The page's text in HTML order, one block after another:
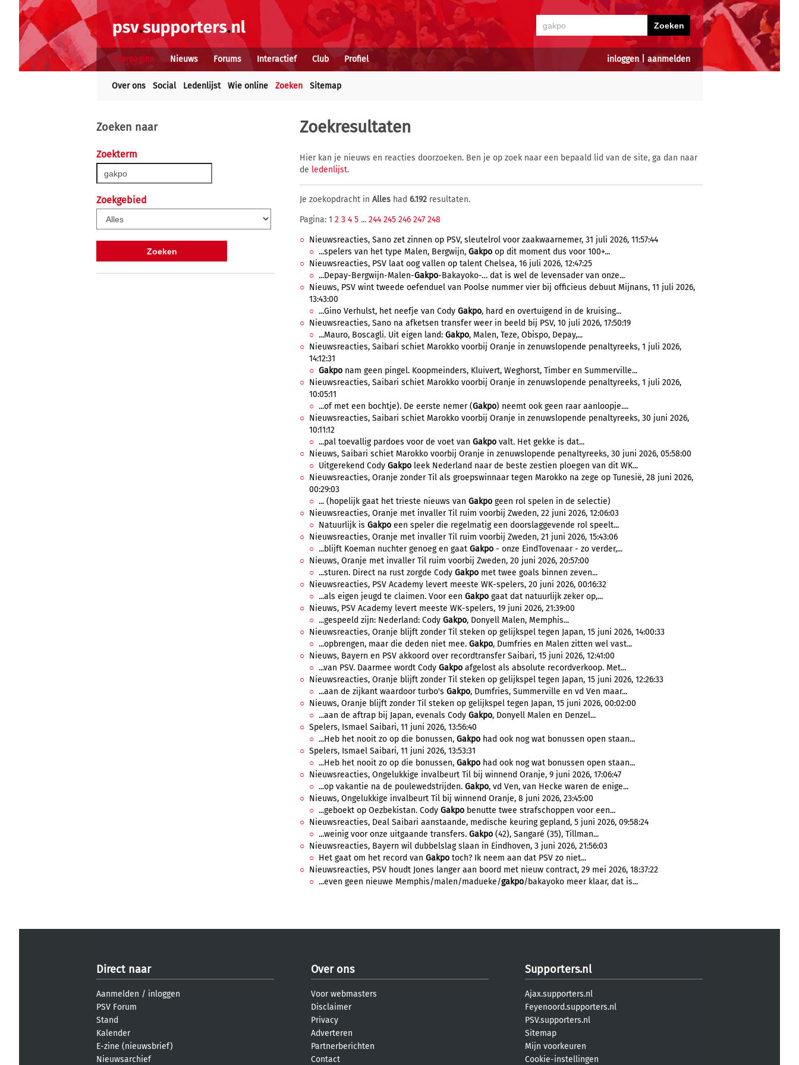
inloggen| aanmelden
Voorpagina Nieuws Forums Interactief Club Profiel
Over ons Social Ledenlijst Wie online Zoeken Sitemap
Zoeken naar
Zoekterm
Zoekgebied
Zoekresultaten
Hier kan je nieuws en reacties doorzoeken. Ben je op zoek naar een bepaald lid van de site, ga dan naar
de ledenlijst.
Je zoekopdracht in Alles had 6.192 resultaten.
Pagina: 1 2 3 4 5 ... 244 245 246 247 248
Nieuwsreacties, Sano zet zinnen op PSV, sleutelrol voor zaakwaarnemer, 31 juli 2026, 11:57:44
...spelers van het type Malen, Bergwijn, Gakpo op dit moment dus voor 100+...
Nieuwsreacties, PSV laat oog vallen op talent Chelsea, 16 juli 2026, 12:47:25
...Depay-Bergwijn-Malen-Gakpo-Bakayoko-… dat is wel de levensader van onze...
Nieuws, PSV wint tweede oefenduel van Poolse nummer vier bij officieus debuut Mijnans, 11 juli 2026,
13:43:00
...Gino Verhulst, het neefje van Cody Gakpo, hard en overtuigend in de kruising...
Nieuwsreacties, Sano na afketsen transfer weer in beeld bij PSV, 10 juli 2026, 17:50:19
...Mauro, Boscagli. Uit eigen land: Gakpo, Malen, Teze, Obispo, Depay,...
Nieuwsreacties, Saibari schiet Marokko voorbij Oranje in zenuwslopende penaltyreeks, 1 juli 2026,
14:12:31
Gakpo nam geen pingel. Koopmeinders, Kluivert, Weghorst, Timber en Summerville...
Nieuwsreacties, Saibari schiet Marokko voorbij Oranje in zenuwslopende penaltyreeks, 1 juli 2026,
10:05:11
...of met een bochtje). De eerste nemer (Gakpo) neemt ook geen raar aanloopje....
Nieuwsreacties, Saibari schiet Marokko voorbij Oranje in zenuwslopende penaltyreeks, 30 juni 2026,
10:11:12
...pal toevallig pardoes voor de voet van Gakpo valt. Het gekke is dat...
Nieuws, Saibari schiet Marokko voorbij Oranje in zenuwslopende penaltyreeks, 30 juni 2026, 05:58:00
Uitgerekend Cody Gakpo leek Nederland naar de beste zestien ploegen van dit WK...
Nieuwsreacties, Oranje zonder Til als groepswinnaar tegen Marokko na zege op Tunesië, 28 juni 2026,
00:29:03
... (hopelijk gaat het trieste nieuws van Gakpo geen rol spelen in de selectie)
Nieuwsreacties, Oranje met invaller Til ruim voorbij Zweden, 22 juni 2026, 12:06:03
Natuurlijk is Gakpo een speler die regelmatig een doorslaggevende rol speelt...
Nieuwsreacties, Oranje met invaller Til ruim voorbij Zweden, 21 juni 2026, 15:43:06
...blijft Koeman nuchter genoeg en gaat Gakpo - onze EindTovenaar - zo verder,...
Nieuws, Oranje met invaller Til ruim voorbij Zweden, 20 juni 2026, 20:57:00
...sturen. Direct na rust zorgde Cody Gakpo met twee goals binnen zeven...
Nieuwsreacties, PSV Academy levert meeste WK-spelers, 20 juni 2026, 00:16:32
...als eigen jeugd te claimen. Voor een Gakpo gaat dat natuurlijk zeker op,...
Nieuws, PSV Academy levert meeste WK-spelers, 19 juni 2026, 21:39:00
...gespeeld zijn: Nederland: Cody Gakpo, Donyell Malen, Memphis...
Nieuwsreacties, Oranje blijft zonder Til steken op gelijkspel tegen Japan, 15 juni 2026, 14:00:33
...opbrengen, maar die deden niet mee. Gakpo, Dumfries en Malen zitten wel vast...
Nieuws, Bayern en PSV akkoord over recordtransfer Saibari, 15 juni 2026, 12:41:00
...van PSV. Daarmee wordt Cody Gakpo afgelost als absolute recordverkoop. Met...
Nieuwsreacties, Oranje blijft zonder Til steken op gelijkspel tegen Japan, 15 juni 2026, 12:26:33
...aan de zijkant waardoor turbo's Gakpo, Dumfries, Summerville en vd Ven maar...
Nieuws, Oranje blijft zonder Til steken op gelijkspel tegen Japan, 15 juni 2026, 00:02:00
...aan de aftrap bij Japan, evenals Cody Gakpo, Donyell Malen en Denzel...
Spelers, Ismael Saibari, 11 juni 2026, 13:56:40
...Heb het nooit zo op die bonussen, Gakpo had ook nog wat bonussen open staan...
Spelers, Ismael Saibari, 11 juni 2026, 13:53:31
...Heb het nooit zo op die bonussen, Gakpo had ook nog wat bonussen open staan...
Nieuwsreacties, Ongelukkige invalbeurt Til bij winnend Oranje, 9 juni 2026, 17:06:47
...op vakantie na de poulewedstrijden. Gakpo, vd Ven, van Hecke waren de enige...
Nieuws, Ongelukkige invalbeurt Til bij winnend Oranje, 8 juni 2026, 23:45:00
...geboekt op Oezbekistan. Cody Gakpo benutte twee strafschoppen voor een...
Nieuwsreacties, Deal Saibari aanstaande, medische keuring gepland, 5 juni 2026, 09:58:24
...weinig voor onze uitgaande transfers. Gakpo (42), Sangaré (35), Tillman...
Nieuwsreacties, Bayern wil dubbelslag slaan in Eindhoven, 3 juni 2026, 21:56:03
Het gaat om het record van Gakpo toch? Ik neem aan dat PSV zo niet...
Nieuwsreacties, PSV houdt Jones langer aan boord met nieuw contract, 29 mei 2026, 18:37:22
...even geen nieuwe Memphis/malen/madueke/gakpo/bakayoko meer klaar, dat is...
Direct naar
Aanmelden / inloggen
PSV Forum
Stand
Kalender
E-zine (nieuwsbrief)
Nieuwsarchief
Over ons
Voor webmasters
Disclaimer
Privacy
Adverteren
Partnerberichten
Contact
Supporters.nl
Ajax.supporters.nl
Feyenoord.supporters.nl
PSV.supporters.nl
Sitemap
Mijn voorkeuren
Cookie-instellingen